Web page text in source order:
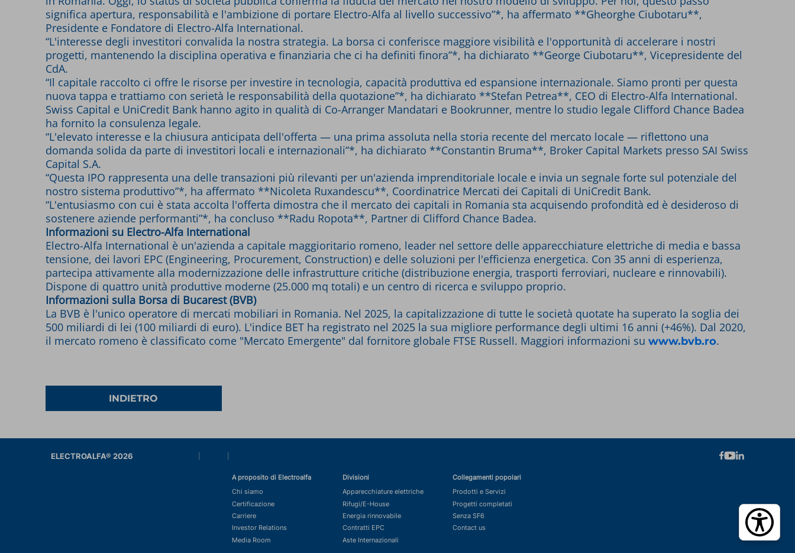
significa apertura, responsabilità e l'ambizione di portare Electro-Alfa al livello successivo”*, ha affermato **Gheorghe Ciubotaru**,
Presidente e Fondatore di Electro-Alfa International.
“L'interesse degli investitori convalida la nostra strategia. La borsa ci conferisce maggiore visibilità e l'opportunità di accelerare i nostri
progetti, mantenendo la disciplina operativa e finanziaria che ci ha definiti finora”*, ha dichiarato **George Ciubotaru**, Vicepresidente del
CdA.
“Il capitale raccolto ci offre le risorse per investire in tecnologia, capacità produttiva ed espansione internazionale. Siamo pronti per questa
nuova tappa e trattiamo con serietà le responsabilità della quotazione”*, ha dichiarato **Stefan Petrea**, CEO di Electro-Alfa International.
Swiss Capital e UniCredit Bank hanno agito in qualità di Co-Arranger Mandatari e Bookrunner, mentre lo studio legale Clifford Chance Badea
ha fornito la consulenza legale.
“L'elevato interesse e la chiusura anticipata dell'offerta — una prima assoluta nella storia recente del mercato locale — riflettono una
domanda solida da parte di investitori locali e internazionali”*, ha dichiarato **Constantin Bruma**, Broker Capital Markets presso SAI Swiss
Capital S.A.
“Questa IPO rappresenta una delle transazioni più rilevanti per un'azienda imprenditoriale locale e invia un segnale forte sul potenziale del
nostro sistema produttivo”*, ha affermato **Nicoleta Ruxandescu**, Coordinatrice Mercati dei Capitali di UniCredit Bank.
“L'entusiasmo con cui è stata accolta l'offerta dimostra che il mercato dei capitali in Romania sta acquisendo profondità ed è desideroso di
sostenere aziende performanti”*, ha concluso **Radu Ropota**, Partner di Clifford Chance Badea.
Informazioni su Electro-Alfa International
Electro-Alfa International è un'azienda a capitale maggioritario romeno, leader nel settore delle apparecchiature elettriche di media e bassa
tensione, dei lavori EPC (Engineering, Procurement, Construction) e delle soluzioni per l'efficienza energetica. Con 35 anni di esperienza,
partecipa attivamente alla modernizzazione delle infrastrutture critiche (distribuzione energia, trasporti ferroviari, nucleare e rinnovabili).
Dispone di quattro unità produttive moderne (25.000 mq totali) e un centro di ricerca e sviluppo proprio.
Informazioni sulla Borsa di Bucarest (BVB)
La BVB è l'unico operatore di mercati mobiliari in Romania. Nel 2025, la capitalizzazione di tutte le società quotate ha superato la soglia dei
500 miliardi di lei (100 miliardi di euro). L'indice BET ha registrato nel 2025 la sua migliore performance degli ultimi 16 anni (+46%). Dal 2020,
il mercato romeno è classificato come "Mercato Emergente" dal fornitore globale FTSE Russell. Maggiori informazioni su www.bvb.ro.
INDIETRO
ELECTROALFA® 2026
A proposito di Electroalfa
Chi siamo
Certificazione
Carriere
Investor Relations
Media Room
Divisioni
Apparecchiature elettriche
Rifugi/E-House
Energia rinnovabile
Contratti EPC
Aste Internazionali
Collegamenti popolari
Prodotti e Servizi
Progetti completati
Senza SF6
Contact us